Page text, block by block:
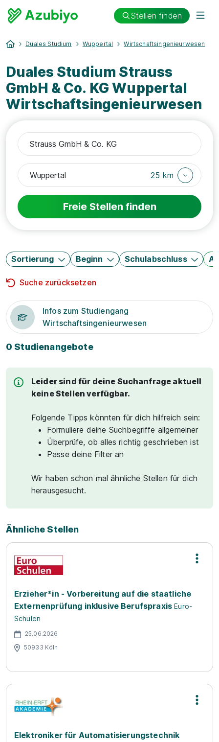
Stellen finden
Duales Studium Wuppertal Wirtschaftsingenieurwesen
Duales Studium Strauss
GmbH & Co. KG Wuppertal
Wirtschaftsingenieurwesen
25 km
Freie Stellen finden
Sortierung Beginn Schulabschluss
Suche zurücksetzen
Infos zum Studiengang
Wirtschaftsingenieurwesen
0 Studienangebote
Leider sind für deine Suchanfrage aktuell
keine Stellen verfügbar.
Folgende Tipps könnten für dich hilfreich sein:
Formuliere deine Suchbegriffe allgemeiner
Überprüfe, ob alles richtig geschrieben ist
Passe deine Filter an
Wir haben schon mal ähnliche Stellen für dich
herausgesucht.
Ähnliche Stellen
Erzieher*in - Vorbereitung auf die staatliche
Externenprüfung inklusive Berufspraxis Euro-
Schulen
25.06.2026
50933 Köln
Elektroniker für Automatisierungstechnik